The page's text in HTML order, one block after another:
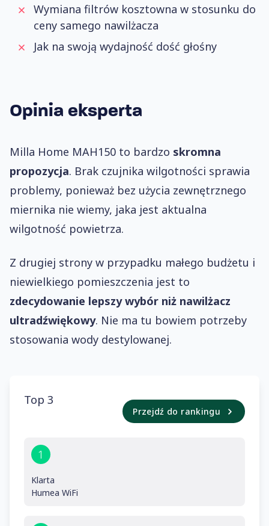
Wymiana filtrów kosztowna w stosunku do
ceny samego nawilżacza
Jak na swoją wydajność dość głośny
Opinia eksperta
Milla Home MAH150 to bardzo skromna
propozycja. Brak czujnika wilgotności sprawia
problemy, ponieważ bez użycia zewnętrznego
miernika nie wiemy, jaka jest aktualna
wilgotność powietrza.
Z drugiej strony w przypadku małego budżetu i
niewielkiego pomieszczenia jest to
zdecydowanie lepszy wybór niż nawilżacz
ultradźwiękowy. Nie ma tu bowiem potrzeby
stosowania wody destylowanej.
Top 3
Przejdź do rankingu
1
Klarta
Humea WiFi